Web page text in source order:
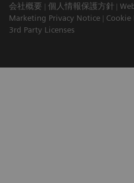
会社概要
個人情報保護方針
Marketing Privacy Notice
Cookie
3rd Party Licenses